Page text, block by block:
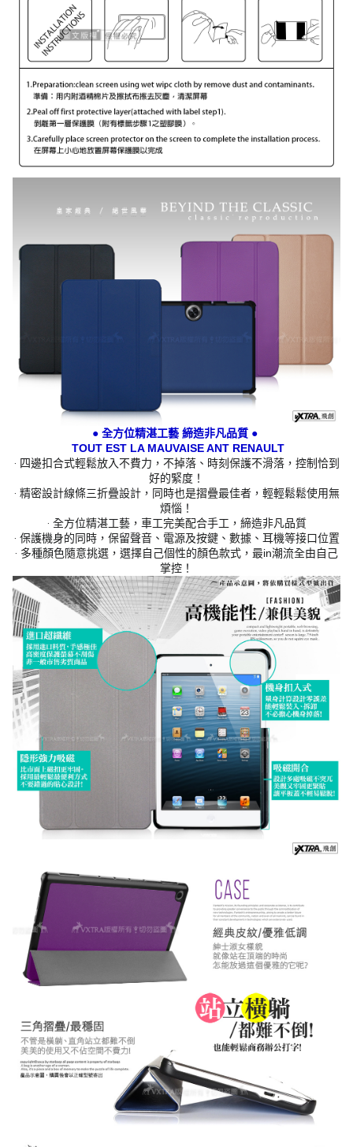
● 全方位精湛工藝 締造非凡品質 ●
TOUT EST LA MAUVAISE ANT RENAULT
‧ 四邊扣合式輕鬆放入不費力，不掉落、時刻保護不滑落，控制恰到
好的緊度！
‧ 精密設計線條三折疊設計，同時也是摺疊最佳者，輕輕鬆鬆使用無
煩惱！
‧ 全方位精湛工藝，車工完美配合手工，締造非凡品質
‧ 保護機身的同時，保留聲音、電源及按鍵、數據、耳機等接口位置
‧ 多種顏色隨意挑選，選擇自己個性的顏色款式，最in潮流全由自己
掌控！